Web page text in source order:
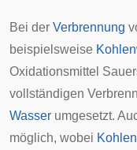
Bei der Verbrennung
beispielsweise
Oxidationsmittel
vollständigen
Wasser umgesetzt.
möglich, wobei